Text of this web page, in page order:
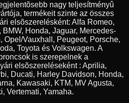
nagy teljesítményû
termékeit szinte az összes
elsõszerelésként: Alfa Romeo,
Honda, Jaguar, Mercedes-
Opel/Vauxhall, Peugeot, Porsche,
Toyota és Volkswagen. A
is szerepelnek a
elsõszereléseként : Aprilia,
Ducati, Harley Davidson, Honda,
Kawasaki, KTM, MV Agusta,
Vertemati, Yamaha.